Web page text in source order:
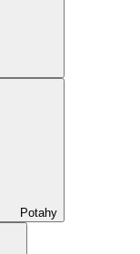
Potahy